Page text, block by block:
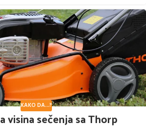
KAKO DA...?
visina sečenja sa Thorp